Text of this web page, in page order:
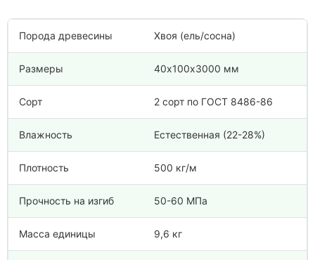
Порода древесины Хвоя (ель/сосна)
Размеры 40х100х3000 мм
Сорт 2 сорт по ГОСТ 8486-86
Влажность Естественная (22-28%)
Плотность 500 кг/м
Прочность на изгиб 50-60 МПа
Масса единицы 9,6 кг